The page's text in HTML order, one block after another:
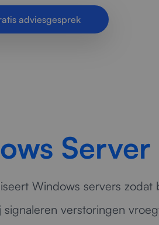
adviesgesprek
Windows servers
verstoringen